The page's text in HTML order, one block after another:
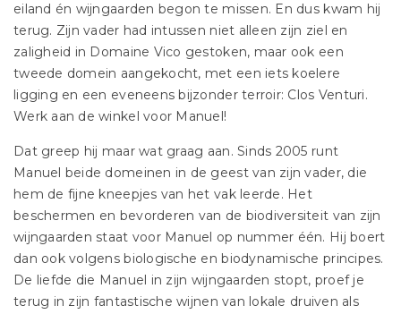
eiland én wijngaarden begon te missen. En dus kwam hij
terug. Zijn vader had intussen niet alleen zijn ziel en
zaligheid in Domaine Vico gestoken, maar ook een
tweede domein aangekocht, met een iets koelere
ligging en een eveneens bijzonder terroir: Clos Venturi.
Werk aan de winkel voor Manuel!
Dat greep hij maar wat graag aan. Sinds 2005 runt
Manuel beide domeinen in de geest van zijn vader, die
hem de fijne kneepjes van het vak leerde. Het
beschermen en bevorderen van de biodiversiteit van zijn
wijngaarden staat voor Manuel op nummer één. Hij boert
dan ook volgens biologische en biodynamische principes.
De liefde die Manuel in zijn wijngaarden stopt, proef je
terug in zijn fantastische wijnen van lokale druiven als